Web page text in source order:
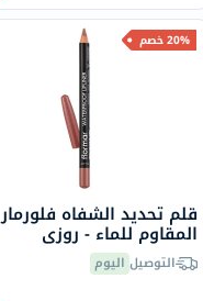
20% خصم
قلم تحديد الشفاه فلورمار
المقاوم للماء - روزي
ساند/237التوصيل اليوم